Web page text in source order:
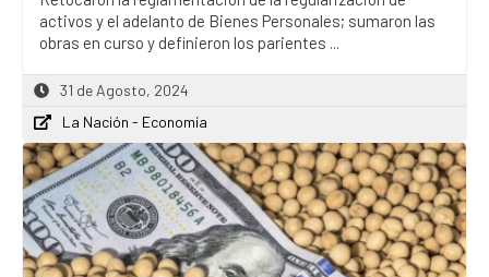
activos y el adelanto de Bienes Personales; sumaron las
obras en curso y definieron los parientes ...
31 de Agosto, 2024
La Nación - Economía